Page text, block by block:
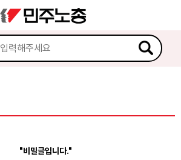
"비밀글입니다."
스케치북5
스케치북5